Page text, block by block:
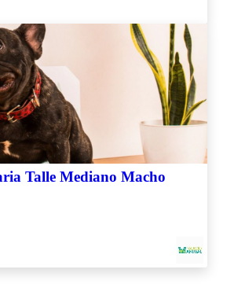
Talle Mediano Macho